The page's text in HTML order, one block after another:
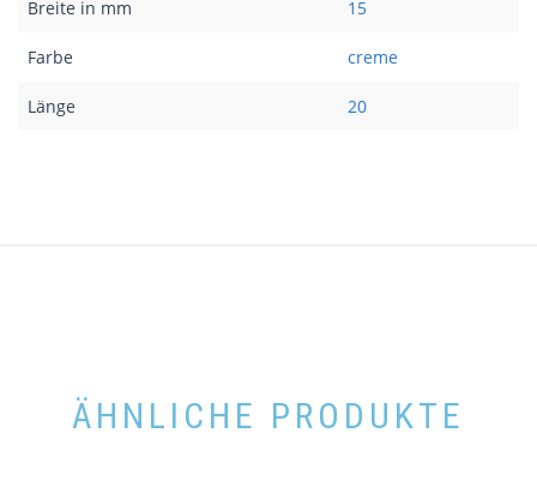
Breite in mm 15
Farbe creme
Länge 20
ÄHNLICHE PRODUKTE